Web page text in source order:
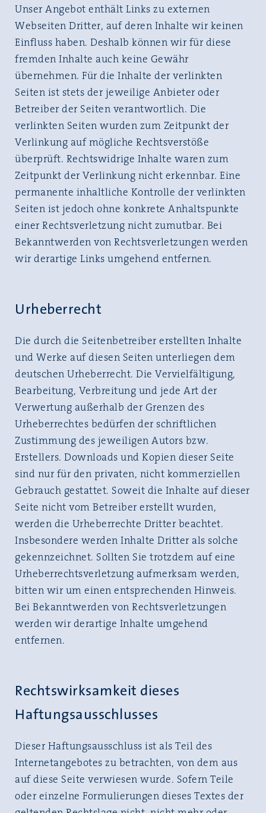
Unser Angebot enthält Links zu externen
Webseiten Dritter, auf deren Inhalte wir keinen
Einfluss haben. Deshalb können wir für diese
fremden Inhalte auch keine Gewähr
übernehmen. Für die Inhalte der verlinkten
Seiten ist stets der jeweilige Anbieter oder
Betreiber der Seiten verantwortlich. Die
verlinkten Seiten wurden zum Zeitpunkt der
Verlinkung auf mögliche Rechtsverstöße
überprüft. Rechtswidrige Inhalte waren zum
Zeitpunkt der Verlinkung nicht erkennbar. Eine
permanente inhaltliche Kontrolle der verlinkten
Seiten ist jedoch ohne konkrete Anhaltspunkte
einer Rechtsverletzung nicht zumutbar. Bei
Bekanntwerden von Rechtsverletzungen werden
wir derartige Links umgehend entfernen.
Urheberrecht
Die durch die Seitenbetreiber erstellten Inhalte
und Werke auf diesen Seiten unterliegen dem
deutschen Urheberrecht. Die Vervielfältigung,
Bearbeitung, Verbreitung und jede Art der
Verwertung außerhalb der Grenzen des
Urheberrechtes bedürfen der schriftlichen
Zustimmung des jeweiligen Autors bzw.
Erstellers. Downloads und Kopien dieser Seite
sind nur für den privaten, nicht kommerziellen
Gebrauch gestattet. Soweit die Inhalte auf dieser
Seite nicht vom Betreiber erstellt wurden,
werden die Urheberrechte Dritter beachtet.
Insbesondere werden Inhalte Dritter als solche
gekennzeichnet. Sollten Sie trotzdem auf eine
Urheberrechtsverletzung aufmerksam werden,
bitten wir um einen entsprechenden Hinweis.
Bei Bekanntwerden von Rechtsverletzungen
werden wir derartige Inhalte umgehend
entfernen.
Rechtswirksamkeit dieses
Haftungsausschlusses
Dieser Haftungsausschluss ist als Teil des
Internetangebotes zu betrachten, von dem aus
auf diese Seite verwiesen wurde. Sofern Teile
oder einzelne Formulierungen dieses Textes der